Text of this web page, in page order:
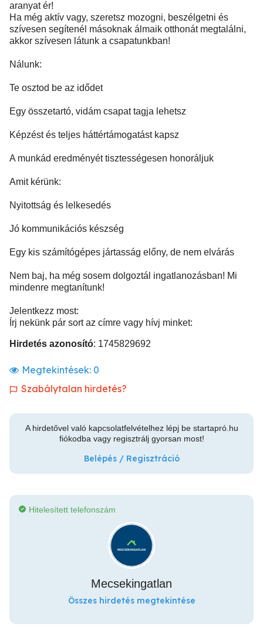
aranyat ér!
Ha még aktív vagy, szeretsz mozogni, beszélgetni és
szívesen segítenél másoknak álmaik otthonát megtalálni,
akkor szívesen látunk a csapatunkban!
Nálunk:
Te osztod be az idődet
Egy összetartó, vidám csapat tagja lehetsz
Képzést és teljes háttértámogatást kapsz
A munkád eredményét tisztességesen honoráljuk
Amit kérünk:
Nyitottság és lelkesedés
Jó kommunikációs készség
Egy kis számítógépes jártasság előny, de nem elvárás
Nem baj, ha még sosem dolgoztál ingatlanozásban! Mi
mindenre megtanítunk!
Jelentkezz most:
Írj nekünk pár sort az címre vagy hívj minket:
Hirdetés azonosító: 1745829692
Megtekintések: 0
Szabálytalan hirdetés?
A hirdetővel való kapcsolatfelvételhez lépj be startapró.hu
fiókodba vagy regisztrálj gyorsan most!
Belépés / Regisztráció
Hitelesített telefonszám
Mecsekingatlan
Összes hirdetés megtekintése